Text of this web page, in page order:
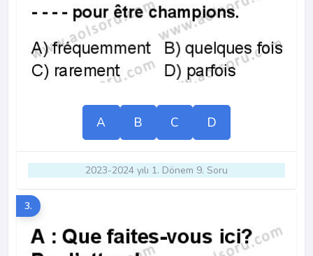
A B C D
2023-2024 yılı 1. Dönem 9. Soru
3.